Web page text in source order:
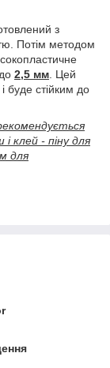
з
Потім методом
2,5 мм . Цей
буде стійким до
клей - піну для
для